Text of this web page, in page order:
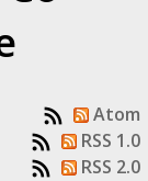
Atom
RSS 1.0
RSS 2.0